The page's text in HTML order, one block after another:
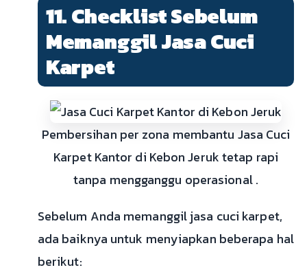
11. Checklist Sebelum
Memanggil Jasa Cuci
Karpet
Pembersihan per zona membantu Jasa Cuci
Karpet Kantor di Kebon Jeruk tetap rapi
tanpa mengganggu operasional .
Sebelum Anda memanggil jasa cuci karpet,
ada baiknya untuk menyiapkan beberapa hal
berikut: